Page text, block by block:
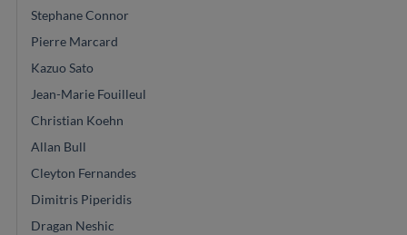
Stephane Connor
Pierre Marcard
Kazuo Sato
Jean-Marie Fouilleul
Christian Koehn
Allan Bull
Cleyton Fernandes
Dimitris Piperidis
Dragan Neshic